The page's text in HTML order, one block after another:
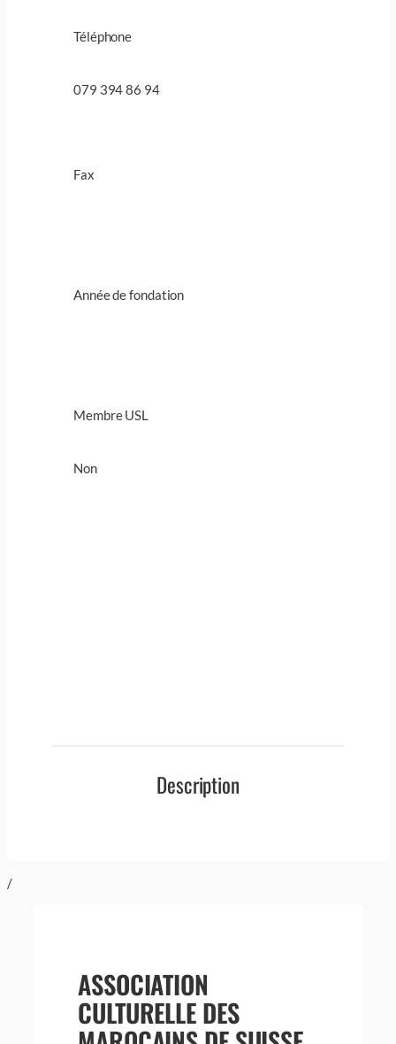
Téléphone
079 394 86 94
Fax
Année de fondation
Membre USL
Non
Description
/
ASSOCIATION
CULTURELLE DES